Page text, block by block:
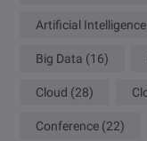
Artificial Intelligence
Big Data (16)
Cloud (28)
Conference (22)